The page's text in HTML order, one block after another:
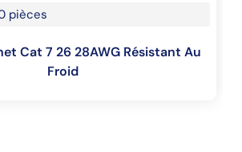
pièces
Cat 7 26 28AWG Résistant Au
Froid